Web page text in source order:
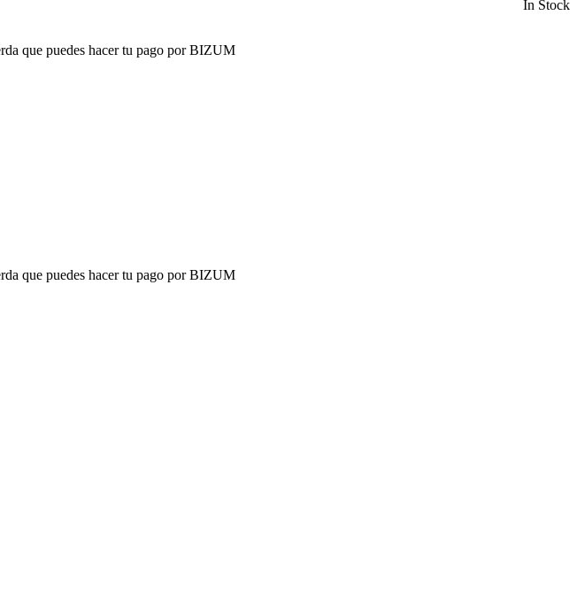
In Stock
que puedes hacer tu pago por BIZUM
que puedes hacer tu pago por BIZUM